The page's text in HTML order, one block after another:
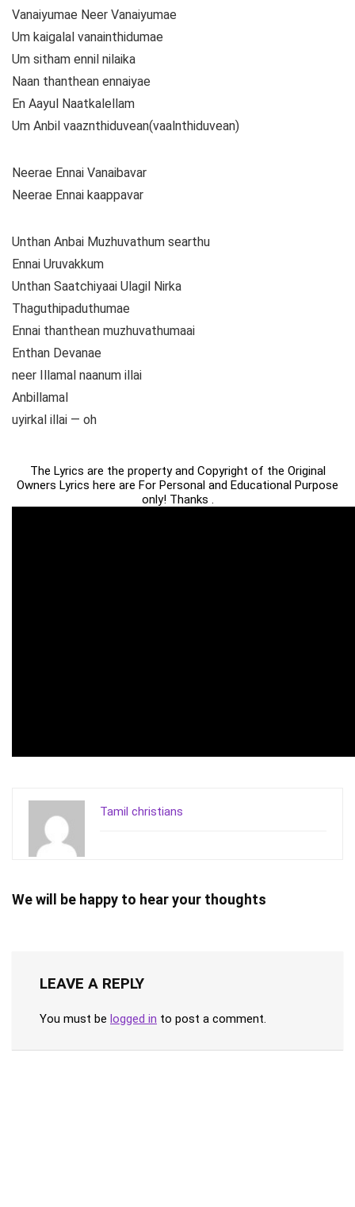
Vanaiyumae Neer Vanaiyumae
Um kaigalal vanainthidumae
Um sitham ennil nilaika
Naan thanthean ennaiyae
En Aayul Naatkalellam
Um Anbil vaaznthiduvean(vaalnthiduvean)
Neerae Ennai Vanaibavar
Neerae Ennai kaappavar
Unthan Anbai Muzhuvathum searthu
Ennai Uruvakkum
Unthan Saatchiyaai Ulagil Nirka
Thaguthipaduthumae
Ennai thanthean muzhuvathumaai
Enthan Devanae
neer Illamal naanum illai
Anbillamal
uyirkal illai — oh
The Lyrics are the property and Copyright of the Original
Owners Lyrics here are For Personal and Educational Purpose
only! Thanks .
Tamil christians
We will be happy to hear your thoughts
LEAVE A REPLY
You must be logged in to post a comment.